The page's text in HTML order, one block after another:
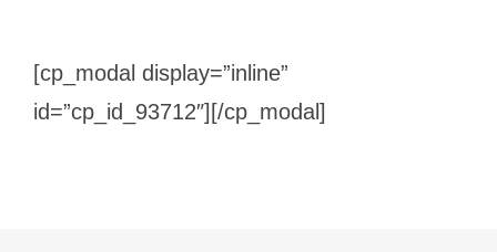
[cp_modal display=”inline”
id=”cp_id_93712″][/cp_modal]